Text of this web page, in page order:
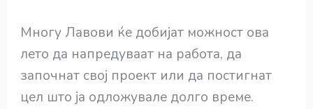
Многу Лавови ќе добијат можност ова
лето да напредуваат на работа, да
започнат свој проект или да постигнат
цел што ја одложувале долго време.